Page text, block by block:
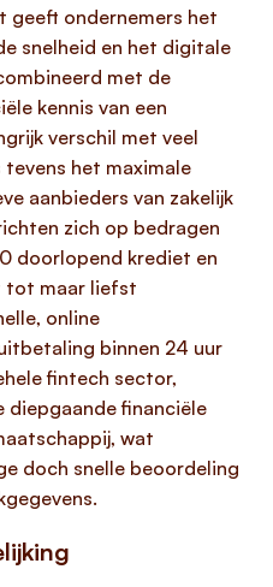
geeft ondernemers het
snelheid en het digitale
met de
kennis van een
verschil met veel
het maximale
aanbieders van zakelijk
zich op bedragen
doorlopend krediet en
tot maar liefst
online
binnen 24 uur
fintech sector,
diepgaande financiële
wat
doch snelle beoordeling